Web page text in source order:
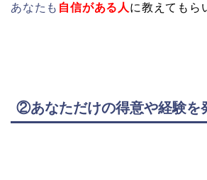
あなたも 自信がある人 に教えてもら
②あなただけの得意や経験を